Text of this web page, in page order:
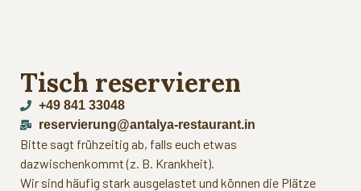
Tisch reservieren
+49 841 33048
reservierung@antalya-restaurant.in
Bitte sagt frühzeitig ab, falls euch etwas
dazwischenkommt (z. B. Krankheit).
Wir sind häufig stark ausgelastet und können die Plätze